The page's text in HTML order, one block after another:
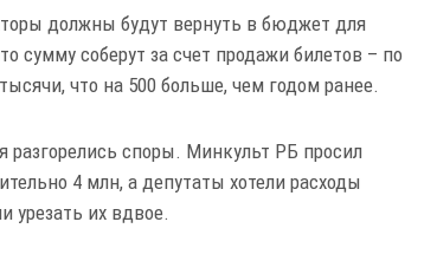
должны будут вернуть в бюджет для
сумму соберут за счет продажи билетов – по
что на 500 больше, чем годом ранее.
разгорелись споры. Минкульт РБ просил
4 млн, а депутаты хотели расходы
урезать их вдвое.